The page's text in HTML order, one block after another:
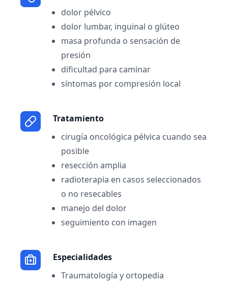
dolor pélvico
dolor lumbar, inguinal o glúteo
masa profunda o sensación de
presión
dificultad para caminar
síntomas por compresión local
Tratamiento
cirugía oncológica pélvica cuando sea
posible
resección amplia
radioterapia en casos seleccionados
o no resecables
manejo del dolor
seguimiento con imagen
Especialidades
Traumatología y ortopedia